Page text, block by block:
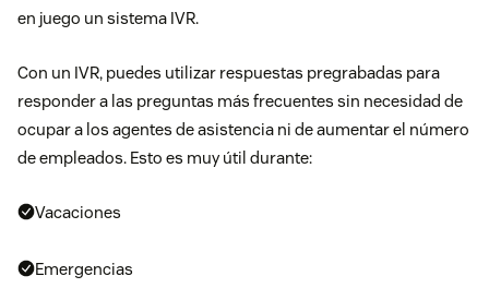
en juego un sistema IVR.
Con un IVR, puedes utilizar respuestas pregrabadas para
responder a las preguntas más frecuentes sin necesidad de
ocupar a los agentes de asistencia ni de aumentar el número
de empleados. Esto es muy útil durante:
Vacaciones
Emergencias